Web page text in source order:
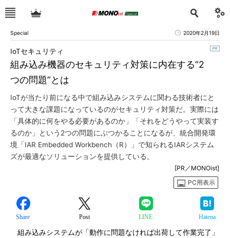
Special 2020年2月19日
組み込み機器のセキュリティ対策に内在する“2
つの問題”とは
IoTセキュリティ
IoTが当たり前になる中で組み込みシステムに関わる技術者にと
って大きな課題になっているのがセキュリティ対策だ。実際には
「具体的に何をやる必要があるのか」「それをどうやって実装す
るのか」という2つの問題にぶつかることになるが、統合開発環
境「IAR Embedded Workbench（R）」で知られるIARシステム
ズが最適なソリューションを提供している。
[PR／MONOist]
PC用表示
Share Post LINE Hatena
組み込みシステムが「動作に問題なければ出荷して作業完了」